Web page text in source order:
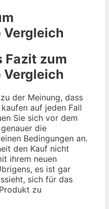
Vergleich
Fazit zum
Vergleich
der Meinung, dass
kaufen auf jeden Fall
Sie sich vor dem
die
Bedingungen an.
den Kauf nicht
ihrem neuen
es ist gar
sich für das
Produkt zu